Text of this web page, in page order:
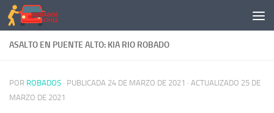
Saltar al contenido
ASALTO EN PUENTE ALTO: KIA RIO ROBADO
POR ROBADOS · PUBLICADA 24 DE MARZO DE 2021 · ACTUALIZADO 25 DE
MARZO DE 2021